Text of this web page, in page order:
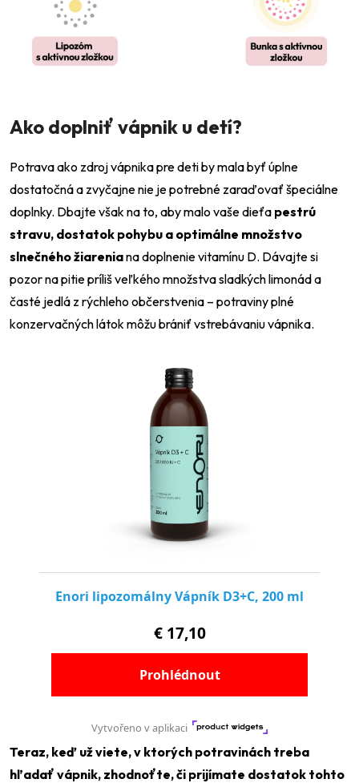
Ako doplniť vápnik u detí?
Potrava ako zdroj vápnika pre deti by mala byť úplne
dostatočná a zvyčajne nie je potrebné zaraďovať špeciálne
doplnky. Dbajte však na to, aby malo vaše dieťa pestrú
stravu, dostatok pohybu a optimálne množstvo
slnečného žiareniana doplnenie vitamínu D. Dávajte si
pozor na pitie príliš veľkého množstva sladkých limonád a
časté jedlá z rýchleho občerstvenia –⁠ potraviny plné
konzervačných látok môžu brániť vstrebávaniu vápnika.
Teraz, keď už viete, v ktorých potravinách treba
hľadať vápnik, zhodnoťte, či prijímate dostatok tohto